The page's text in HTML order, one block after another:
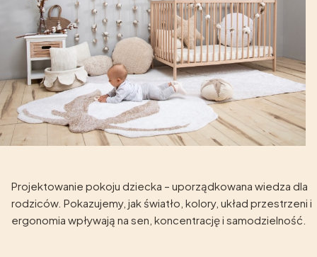
Projektowanie pokoju dziecka – uporządkowana wiedza dla
rodziców. Pokazujemy, jak światło, kolory, układ przestrzeni i
ergonomia wpływają na sen, koncentrację i samodzielność.